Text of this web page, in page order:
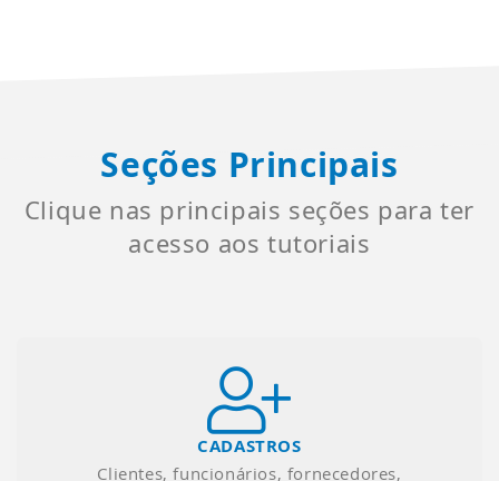
Seções Principais
Clique nas principais seções para ter
acesso aos tutoriais
CADASTROS
Clientes, funcionários, fornecedores,